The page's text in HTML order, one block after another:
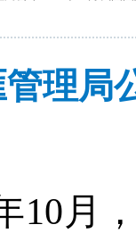
理局
10 月